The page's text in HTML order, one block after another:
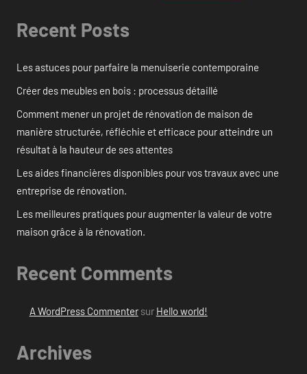
Recent Posts
Les astuces pour parfaire la menuiserie contemporaine
Créer des meubles en bois : processus détaillé
Comment mener un projet de rénovation de maison de
manière structurée, réfléchie et efficace pour atteindre un
résultat à la hauteur de ses attentes
Les aides financières disponibles pour vos travaux avec une
entreprise de rénovation.
Les meilleures pratiques pour augmenter la valeur de votre
maison grâce à la rénovation.
Recent Comments
A WordPress Commentersur Hello world!
Archives